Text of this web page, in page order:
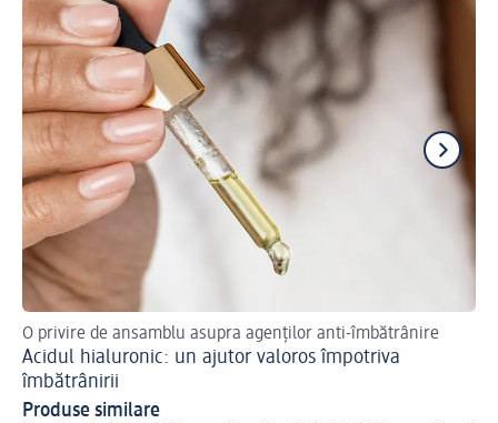
O privire de ansamblu asupra agenților anti-îmbătrânire
Acidul hialuronic: un ajutor valoros împotriva
îmbătrânirii
Produse similare